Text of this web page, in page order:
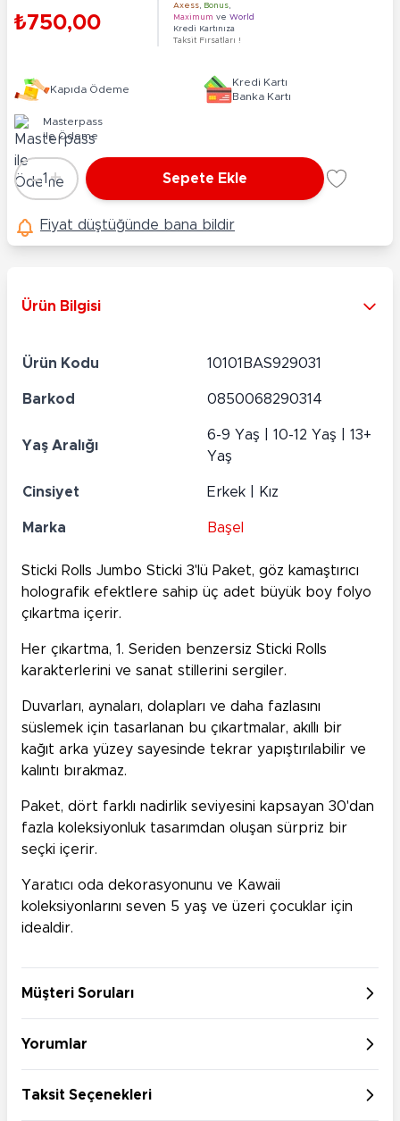
₺750,00
Axess Bonus
Maximum ve World
Kredi Kartınıza
Taksit Fırsatları !
Kapıda Ödeme
Kredi Kartı
Banka Kartı
Masterpass
ile Ödeme
Adet
-1 + Sepete Ekle
Fiyat düştüğünde bana bildir
Ürün Bilgisi
Ürün Kodu 10101BAS929031
Barkod 0850068290314
Yaş Aralığı
6-9 Yaş | 10-12 Yaş | 13+
Yaş
Cinsiyet Erkek | Kız
Marka Başel
Sticki Rolls Jumbo Sticki 3'lü Paket, göz kamaştırıcı
holografik efektlere sahip üç adet büyük boy folyo
çıkartma içerir.
Her çıkartma, 1. Seriden benzersiz Sticki Rolls
karakterlerini ve sanat stillerini sergiler.
Duvarları, aynaları, dolapları ve daha fazlasını
süslemek için tasarlanan bu çıkartmalar, akıllı bir
kağıt arka yüzey sayesinde tekrar yapıştırılabilir ve
kalıntı bırakmaz.
Paket, dört farklı nadirlik seviyesini kapsayan 30'dan
fazla koleksiyonluk tasarımdan oluşan sürpriz bir
seçki içerir.
Yaratıcı oda dekorasyonunu ve Kawaii
koleksiyonlarını seven 5 yaş ve üzeri çocuklar için
idealdir.
Müşteri Soruları
Yorumlar
Taksit Seçenekleri